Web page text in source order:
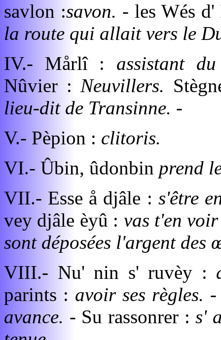
savlon :savon. - les Wés
la route qui allait vers le
IV.- Mårlî : assistant
Nûvier :Neuvillers.
lieu-dit de Transinne. -
V.- Pèpion : clitoris.
VI.- Ûbin, ûdonbin prend
VII.- Esse å djâle : s'être
vey djâle èyû : vas t'en
sont déposées l'argent des
VIII.- Nu' nin s' ruvèy :
parints : avoir ses règles.
avance. - Su rassonrer :s'